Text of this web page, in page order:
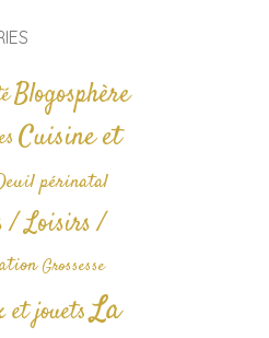
Blogosphère
Cuisine et
périnatal
/ Loisirs /
Grossesse
et jouetsLa